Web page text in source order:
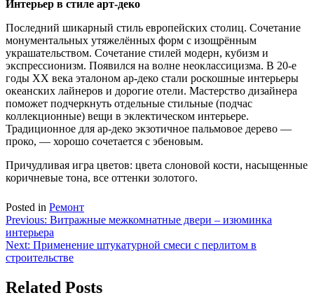
Интерьер в стиле арт-деко
Последний шикарный стиль европейских столиц. Сочетание
монументальных утяжелённых форм с изощрённым
украшательством. Сочетание стилей модерн, кубизм и
экспрессионизм. Появился на волне неоклассицизма. В 20-е
годы XX века эталоном ар-деко стали роскошные интерьеры
океанских лайнеров и дорогие отели. Мастерство дизайнера
поможет подчеркнуть отдельные стильные (подчас
коллекционные) вещи в эклектическом интерьере.
Традиционное для ар-деко экзотичное пальмовое дерево —
проко, — хорошо сочетается с эбеновым.
Причудливая игра цветов: цвета слоновой кости, насыщенные
коричневые тона, все оттенки золотого.
Posted in Ремонт
Навигация
по
записям
Previous: Витражные межкомнатные двери – изюминка
интерьера
Next: Применение штукатурной смеси с перлитом в
строительстве
Related Posts